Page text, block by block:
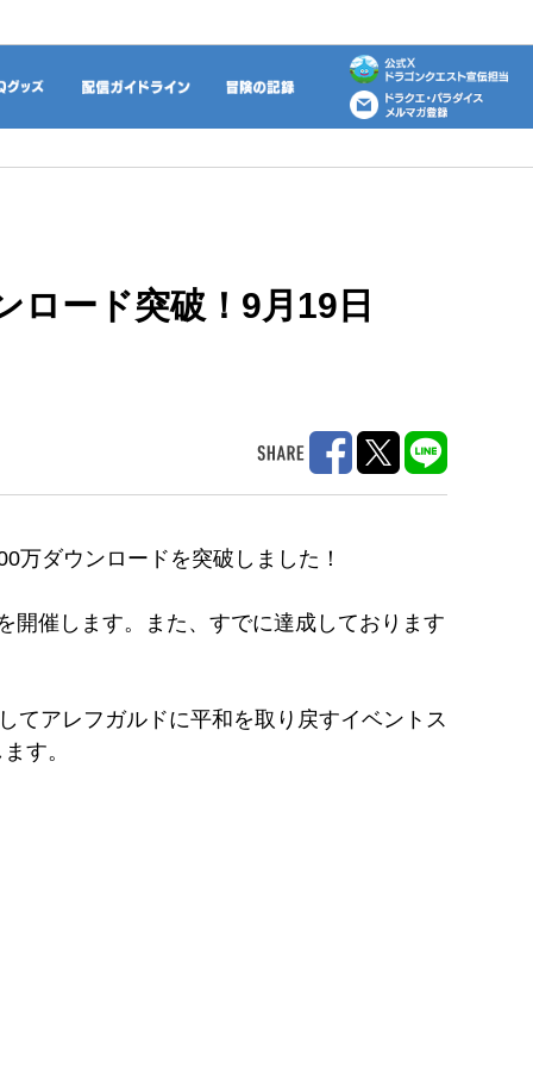
冒険の記録
ロード突破！9月19日
万ダウンロードを突破しました！
開催します。また、すでに達成しております
てアレフガルドに平和を取り戻すイベントス
す。